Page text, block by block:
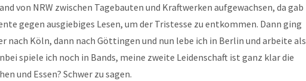
von NRW zwischen Tagebauten und Kraftwerken aufgewachsen, da gab
gegen ausgiebiges Lesen, um der Tristesse zu entkommen. Dann ging
nach Köln, dann nach Göttingen und nun lebe ich in Berlin und arbeite als
spiele ich noch in Bands, meine zweite Leidenschaft ist ganz klar die
und Essen? Schwer zu sagen.